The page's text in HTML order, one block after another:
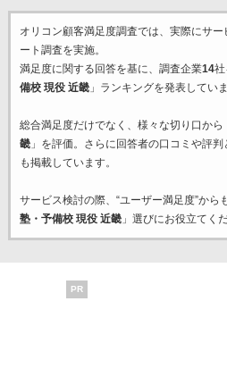
オリコン顧客満足度調査では、実際にサー
ート調査を実施。
満足度に関する回答を基に、調査企業14社
備校 現役 近畿」ランキングを発表していま
総合満足度だけでなく、様々な切り口から
畿」を評価。さらに回答者の口コミや評
も掲載しています。
サービス検討の際、“ユーザー満足度”から
塾・予備校 現役 近畿」選びにお役立てくだ
PR